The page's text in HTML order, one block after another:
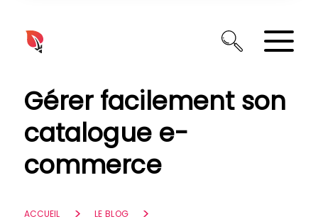
Gérer facilement son
catalogue e-
commerce
ACCUEIL LE BLOG